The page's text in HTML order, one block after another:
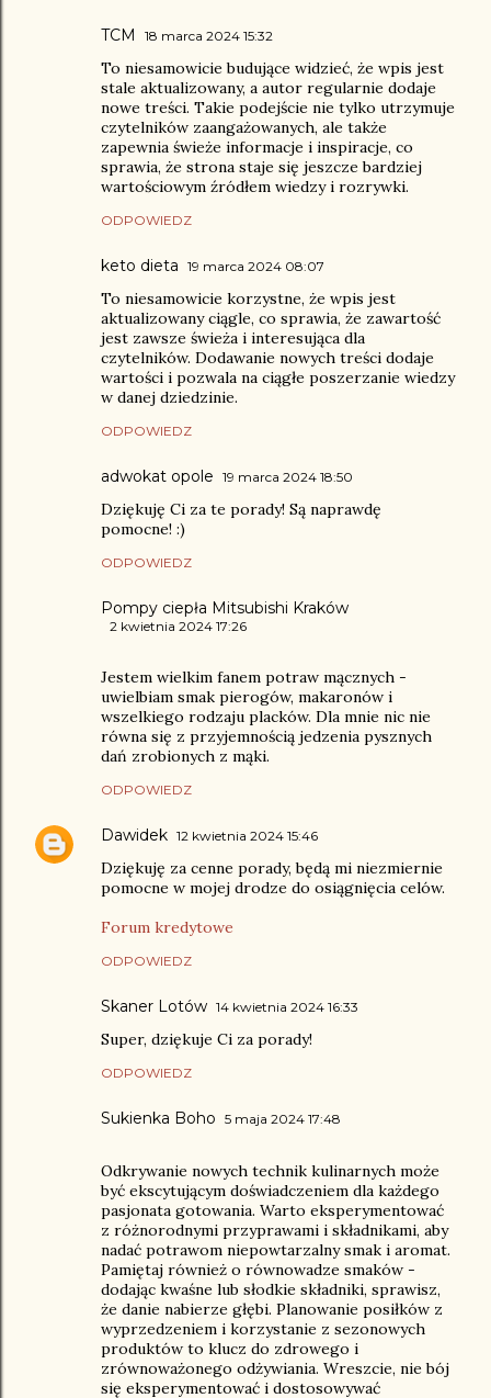
TCM 18 marca 2024 15:32
To niesamowicie budujące widzieć, że wpis jest
stale aktualizowany, a autor regularnie dodaje
nowe treści. Takie podejście nie tylko utrzymuje
czytelników zaangażowanych, ale także
zapewnia świeże informacje i inspiracje, co
sprawia, że strona staje się jeszcze bardziej
wartościowym źródłem wiedzy i rozrywki.
ODPOWIEDZ
keto dieta 19 marca 2024 08:07
To niesamowicie korzystne, że wpis jest
aktualizowany ciągle, co sprawia, że zawartość
jest zawsze świeża i interesująca dla
czytelników. Dodawanie nowych treści dodaje
wartości i pozwala na ciągłe poszerzanie wiedzy
w danej dziedzinie.
ODPOWIEDZ
adwokat opole 19 marca 2024 18:50
Dziękuję Ci za te porady! Są naprawdę
pomocne! :)
ODPOWIEDZ
Pompy ciepła Mitsubishi Kraków
2 kwietnia 2024 17:26
Jestem wielkim fanem potraw mącznych -
uwielbiam smak pierogów, makaronów i
wszelkiego rodzaju placków. Dla mnie nic nie
równa się z przyjemnością jedzenia pysznych
dań zrobionych z mąki.
ODPOWIEDZ
Dawidek 12 kwietnia 2024 15:46
Dziękuję za cenne porady, będą mi niezmiernie
pomocne w mojej drodze do osiągnięcia celów.
Forum kredytowe
ODPOWIEDZ
Skaner Lotów 14 kwietnia 2024 16:33
Super, dziękuje Ci za porady!
ODPOWIEDZ
Sukienka Boho 5 maja 2024 17:48
Odkrywanie nowych technik kulinarnych może
być ekscytującym doświadczeniem dla każdego
pasjonata gotowania. Warto eksperymentować
z różnorodnymi przyprawami i składnikami, aby
nadać potrawom niepowtarzalny smak i aromat.
Pamiętaj również o równowadze smaków -
dodając kwaśne lub słodkie składniki, sprawisz,
że danie nabierze głębi. Planowanie posiłków z
wyprzedzeniem i korzystanie z sezonowych
produktów to klucz do zdrowego i
zrównoważonego odżywiania. Wreszcie, nie bój
się eksperymentować i dostosowywać